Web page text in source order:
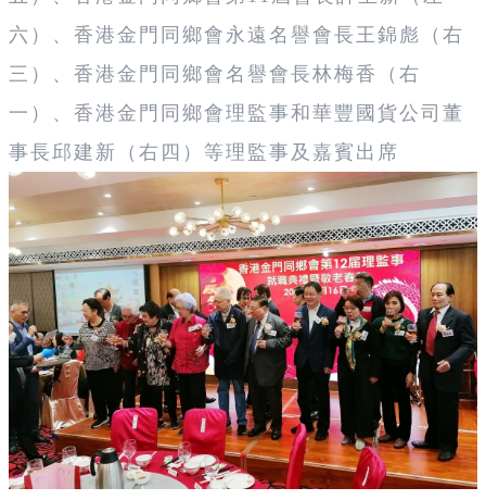
六）、香港金門同鄉會永遠名譽會長王錦彪（右
三）、香港金門同鄉會名譽會長林梅香（右
一）、香港金門同鄉會理監事和華豐國貨公司董
事長邱建新（右四）等理監事及嘉賓出席